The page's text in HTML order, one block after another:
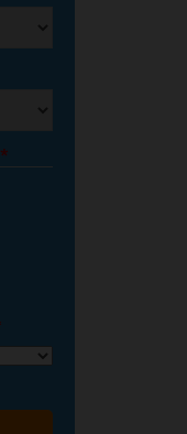
*